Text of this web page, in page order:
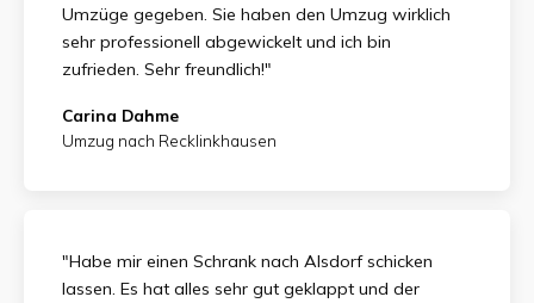
Umzüge gegeben. Sie haben den Umzug wirklich
sehr professionell abgewickelt und ich bin
zufrieden. Sehr freundlich!"
Carina Dahme
Umzug nach Recklinkhausen
"Habe mir einen Schrank nach Alsdorf schicken
lassen. Es hat alles sehr gut geklappt und der